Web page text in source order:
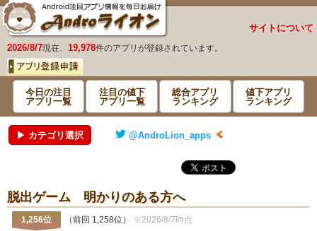
サイトについて
2026/8/7現在、 19,978件のアプリが登録されています。
今日の注目
アプリ一覧
注目の値下
アプリ一覧
総合アプリ
ランキング
値下アプリ
ランキング
▶ カテゴリ選択 @AndroLion_apps
脱出ゲーム 明かりのある方へ
1,256位 （前回 1,258位） ※2026/8/7時点